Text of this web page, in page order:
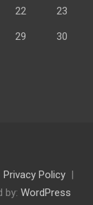
22 23
29 30
Privacy Policy
by: WordPress